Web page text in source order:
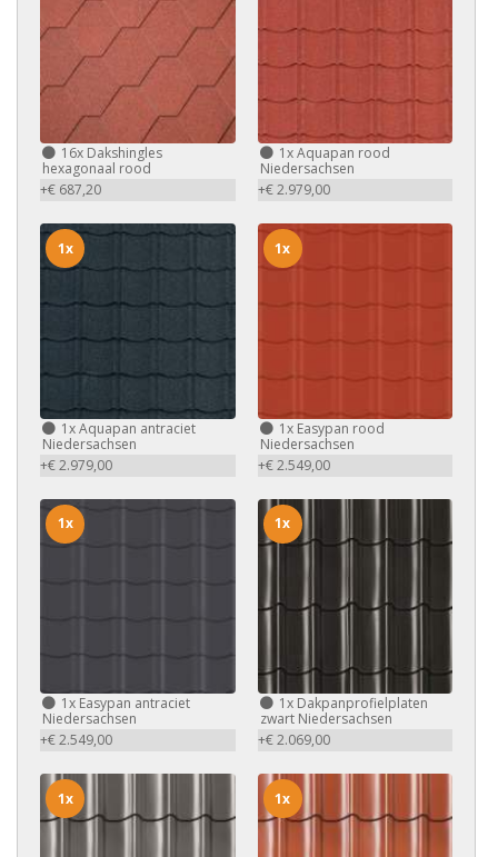
16x Dakshingles
hexagonaal rood
+€ 687,20
1xAquapan rood
Niedersachsen
+€ 2.979,00
1xAquapan antraciet
Niedersachsen
+€ 2.979,00
1x
1xEasypan rood
Niedersachsen
+€ 2.549,00
1x
1x Easypan antraciet
Niedersachsen
+€ 2.549,00
1x
1xDakpanprofielplaten
zwart Niedersachsen
+€ 2.069,00
1x
1x 1x